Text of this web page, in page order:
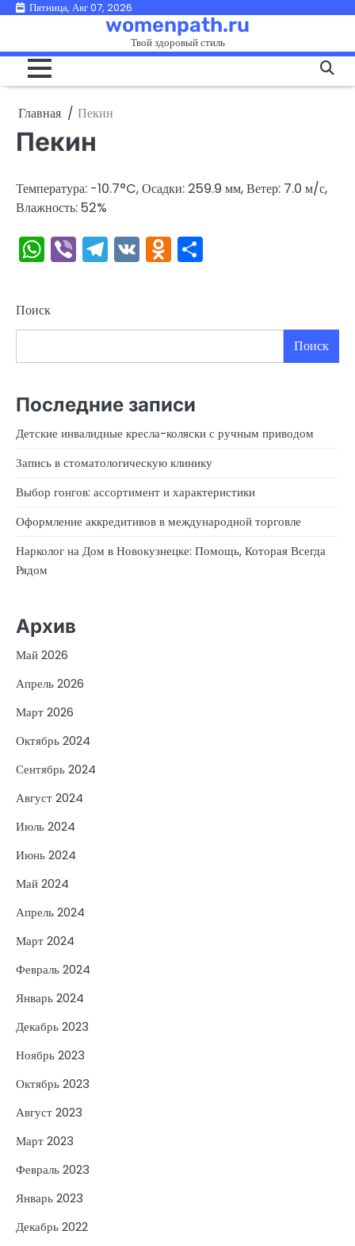
ПерейтиПятница, Авг 07, 2026
womenpath.ru
Твой здоровый стиль
Главная Пекин
Пекин
Температура: -10.7°C, Осадки: 259.9 мм, Ветер: 7.0 м/с,
Влажность: 52%
WhatsApp
ViberTelegram
VKOdnoklassniki
Поиск
Поиск
Последние записи
Детские инвалидные кресла-коляски с ручным приводом
Запись в стоматологическую клинику
Выбор гонгов: ассортимент и характеристики
Оформление аккредитивов в международной торговле
Нарколог на Дом в Новокузнецке: Помощь, Которая Всегда
Рядом
Архив
Май 2026
Апрель 2026
Март 2026
Октябрь 2024
Сентябрь 2024
Август 2024
Июль 2024
Июнь 2024
Май 2024
Апрель 2024
Март 2024
Февраль 2024
Январь 2024
Декабрь 2023
Ноябрь 2023
Октябрь 2023
Август 2023
Март 2023
Февраль 2023
Январь 2023
Декабрь 2022